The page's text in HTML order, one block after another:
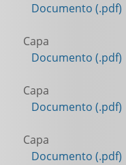
Documento (.pdf)
Capa
Documento (.pdf)
Capa
Documento (.pdf)
Capa
Documento (.pdf)